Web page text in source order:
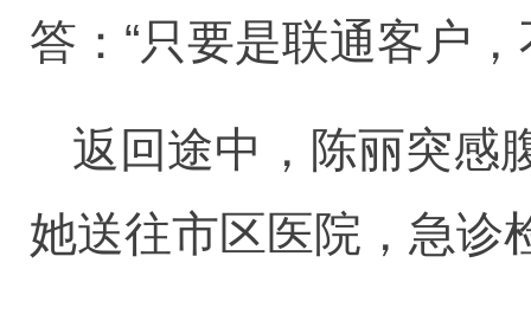
答：“只要是联通客户
返回途中，陈丽突感
她送往市区医院，急诊